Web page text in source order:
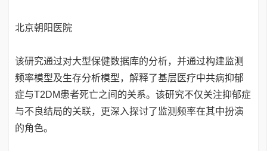
北京朝阳医院
该研究通过对大型保健数据库的分析，并通过构建监测
频率模型及生存分析模型，解释了基层医疗中共病抑郁
症与T2DM患者死亡之间的关系。该研究不仅关注抑郁症
与不良结局的关联，更深入探讨了监测频率在其中扮演
的角色。